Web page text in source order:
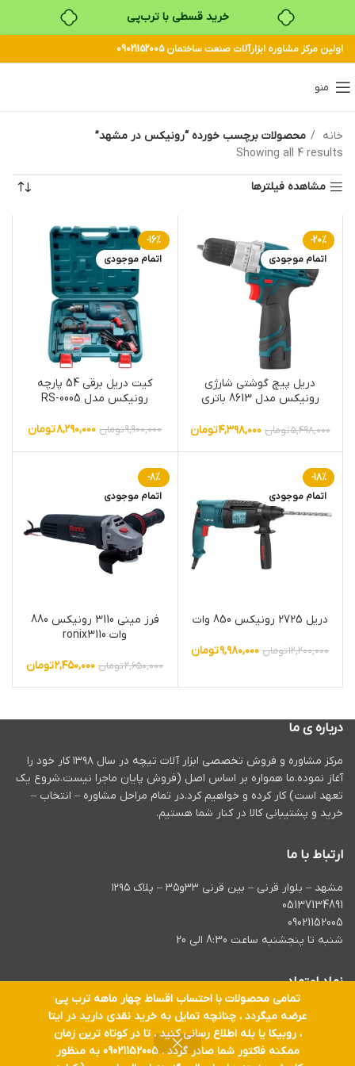
خرید قسطی با ترب‌پی
تمامی محصولات با احتساب اقساط چهار ماهه ترب پی
عرضه میگردد ، چنانچه تمایل به خرید نقدی دارید در ایتا
، روبیکا یا بله اطلاع رسانی کنید ، تا در کوتاه ترین زمان
ممکنه فاکتور شما صادر گردد . 09021152005 به منظور
اولین مرکز مشاوره ابزارآلات صنعت ساختمان 09021152005
منو
خانه
محصولات برچسب خورده “رونیکس در مشهد”
Showing all 4 results
مشاهده فیلترها
-20%
اتمام موجودی
دریل پیچ گوشتی شارژی
رونیکس مدل 8613 باتری
۵,۴۹۸,۰۰۰تومان ۴,۳۹۸,۰۰۰تومان
-16%
اتمام موجودی
کیت دریل برقی 54 پارچه
رونیکس مدل RS-0005
۹,۹۰۰,۰۰۰تومان ۸,۲۹۰,۰۰۰تومان
-18%
اتمام موجودی
دریل 2725 رونیکس 850 وات
۱۲,۲۰۰,۰۰۰تومان ۹,۹۸۰,۰۰۰تومان
-8%
اتمام موجودی
فرز مینی 3110 رونیکس 880
وات ronix3110
۲,۶۵۰,۰۰۰تومان ۲,۴۵۰,۰۰۰تومان
درباره ی ما
مرکز مشاوره و فروش تخصصی ابزار آلات تیچه در سال ۱۳۹۸ کار خود را
آغاز نموده.ما همواره بر اساس اصل (فروش پایان ماجرا نیست.شروع یک
تعهد است) کار کرده و خواهیم کرد.در تمام مراحل مشاوره – انتخاب –
خرید و پشتیبانی کالا در کنار شما هستیم.
ارتباط با ما
مشهد – بلوار قرنی – بین قرنی ۳۳و۳۵ – پلاک ۱۲۹۵
05137134891
09021152005
شنبه تا پنجشنبه ساعت 8:30 الی 20
نماد اعتماد
تمام حقوق برایابزار آلات تیچهمحفوظ است.